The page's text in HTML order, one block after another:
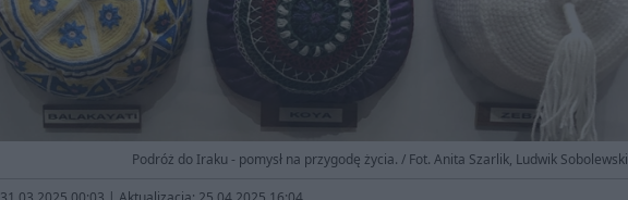
Podróż do Iraku - pomysł na przygodę życia. / Fot. Anita Szarlik, Ludwik Sobolewski